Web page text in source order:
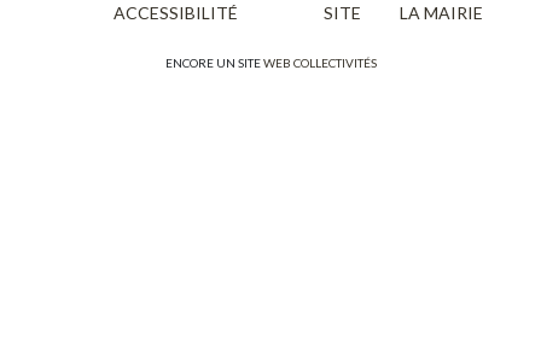
ACCESSIBILITÉ
SITE
LA MAIRIE
ENCORE UN SITEWEB COLLECTIVITÉS